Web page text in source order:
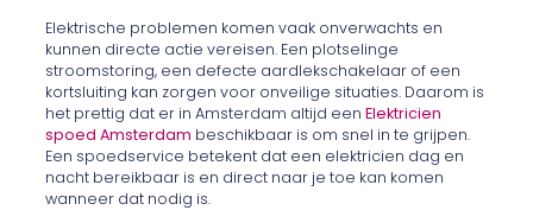
Elektrische problemen komen vaak onverwachts en
kunnen directe actie vereisen. Een plotselinge
stroomstoring, een defecte aardlekschakelaar of een
kortsluiting kan zorgen voor onveilige situaties. Daarom is
het prettig dat er in Amsterdam altijd eenElektricien
spoed Amsterdam beschikbaar is om snel in te grijpen.
Een spoedservice betekent dat een elektricien dag en
nacht bereikbaar is en direct naar je toe kan komen
wanneer dat nodig is.